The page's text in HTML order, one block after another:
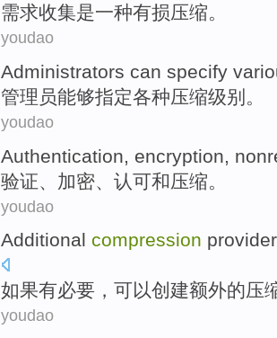
需求收集是一种有损压缩。
youdao
Administrators can specify
管理员能够指定各种压缩级别 。
youdao
Authentication encryption
验证
加密 认可和压缩 。
youdao
Additional compression
如果有必要 ， 可以创建额外的压
youdao